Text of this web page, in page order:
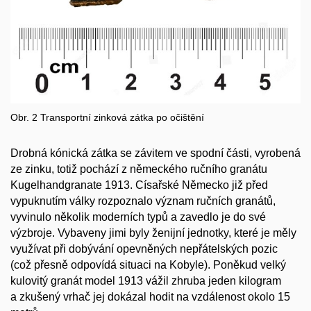
Obr. 2 Transportní zinková zátka po očištění
Drobná kónická zátka se závitem ve spodní části, vyrobená
ze zinku, totiž pochází z německého ručního granátu
Kugelhandgranate 1913. Císařské Německo již před
vypuknutím války rozpoznalo význam ručních granátů,
vyvinulo několik moderních typů a zavedlo je do své
výzbroje. Vybaveny jimi byly ženijní jednotky, které je měly
využívat při dobývání opevněných nepřátelských pozic
(což přesně odpovídá situaci na Kobyle). Poněkud velký
kulovitý granát model 1913 vážil zhruba jeden kilogram
a zkušený vrhač jej dokázal hodit na vzdálenost okolo 15